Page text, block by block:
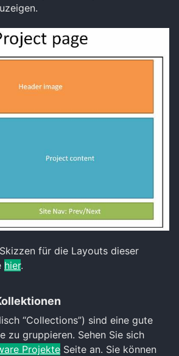
für die Layouts dieser
hier.
“Collections”) sind eine gute
zu gruppieren. Sehen Sie sich
Projekte Seite an. Sie können